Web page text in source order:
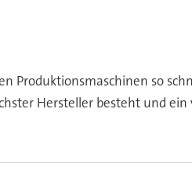
Produktionsmaschinen so
Hersteller besteht und